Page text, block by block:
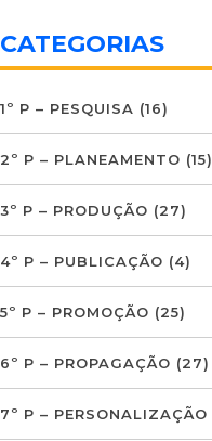
CATEGORIAS
1º P – PESQUISA (16)
2º P – PLANEAMENTO (15)
3º P – PRODUÇÃO (27)
4º P – PUBLICAÇÃO (4)
5º P – PROMOÇÃO (25)
6º P – PROPAGAÇÃO (27)
7º P – PERSONALIZAÇÃO